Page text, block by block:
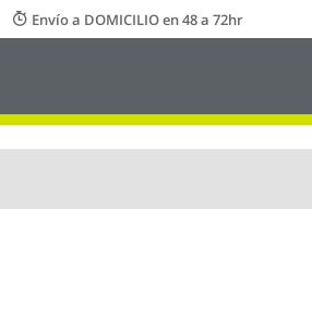
Envío a DOMICILIO en 48 a 72hr